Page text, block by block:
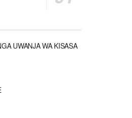
UWANJA WA KISASA